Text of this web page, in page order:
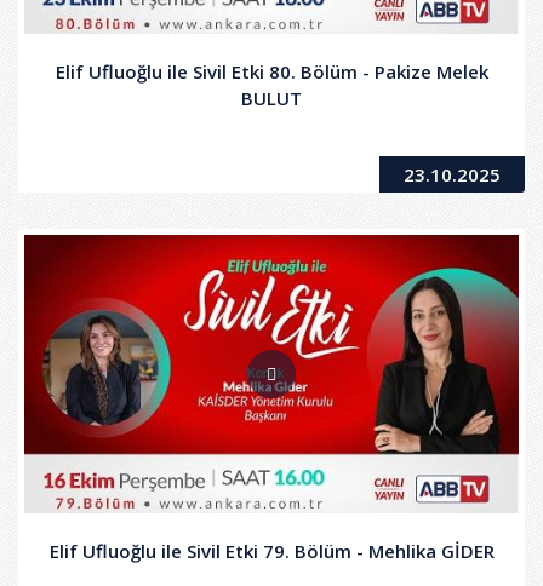
Elif Ufluoğlu ile Sivil Etki 80. Bölüm - Pakize Melek
BULUT
23.10.2025
Elif Ufluoğlu ile Sivil Etki 79. Bölüm - Mehlika GİDER